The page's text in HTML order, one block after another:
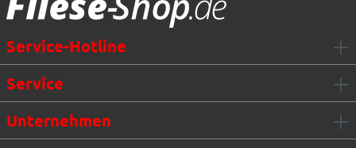
Service-Hotline
Service
Unternehmen